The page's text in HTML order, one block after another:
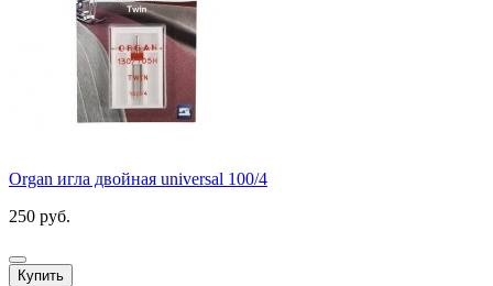
Organ игла двойная universal 100/4
250 руб.
Купить